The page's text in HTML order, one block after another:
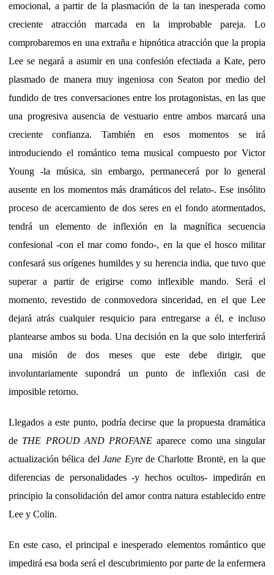
emocional, a partir de la plasmación de la tan inesperada como
creciente atracción marcada en la improbable pareja. Lo
comprobaremos en una extraña e hipnótica atracción que la propia
Lee se negará a asumir en una confesión efectiada a Kate, pero
plasmado de manera muy ingeniosa con Seaton por medio del
fundido de tres conversaciones entre los protagonistas, en las que
una progresiva ausencia de vestuario entre ambos marcará una
creciente confianza. También en esos momentos se irá
introduciendo el romántico tema musical compuesto por Victor
Young -la música, sin embargo, permanecerá por lo general
ausente en los momentos más dramáticos del relato-. Ese insólito
proceso de acercamiento de dos seres en el fondo atormentados,
tendrá un elemento de inflexión en la magnífica secuencia
confesional -con el mar como fondo-, en la que el hosco militar
confesará sus orígenes humildes y su herencia india, que tuvo que
superar a partir de erigirse como inflexible mando. Será el
momento, revestido de conmovedora sinceridad, en el que Lee
dejará atrás cualquier resquicio para entregarse a él, e incluso
plantearse ambos su boda. Una decisión en la que solo interferirá
una misión de dos meses que este debe dirigir, que
involuntariamente supondrá un punto de inflexión casi de
imposible retorno.
Llegados a este punto, podría decirse que la propuesta dramática
de THE PROUD AND PROFANE aparece como una singular
actualización bélica delJane Eyrede Charlotte Brontë, en la que
diferencias de personalidades -y hechos ocultos- impedirán en
principio la consolidación del amor contra natura establecido entre
Lee y Colin.
En este caso, el principal e inesperado elementos romántico que
impedirá esa boda será el descubrimiento por parte de la enfermera